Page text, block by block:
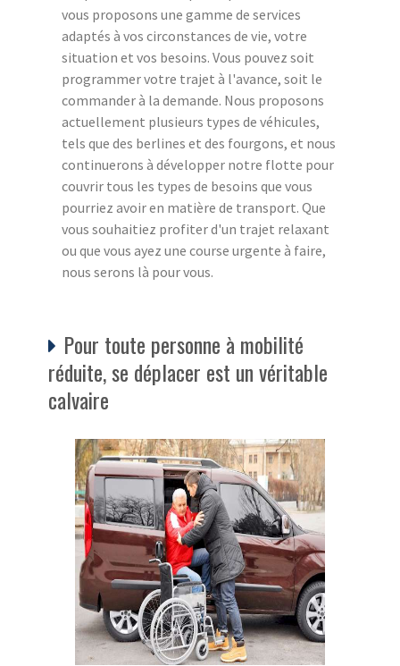
vous proposons une gamme de services
adaptés à vos circonstances de vie, votre
situation et vos besoins. Vous pouvez soit
programmer votre trajet à l'avance, soit le
commander à la demande. Nous proposons
actuellement plusieurs types de véhicules,
tels que des berlines et des fourgons, et nous
continuerons à développer notre flotte pour
couvrir tous les types de besoins que vous
pourriez avoir en matière de transport. Que
vous souhaitiez profiter d'un trajet relaxant
ou que vous ayez une course urgente à faire,
nous serons là pour vous.
Pour toute personne à mobilité
réduite, se déplacer est un véritable
calvaire